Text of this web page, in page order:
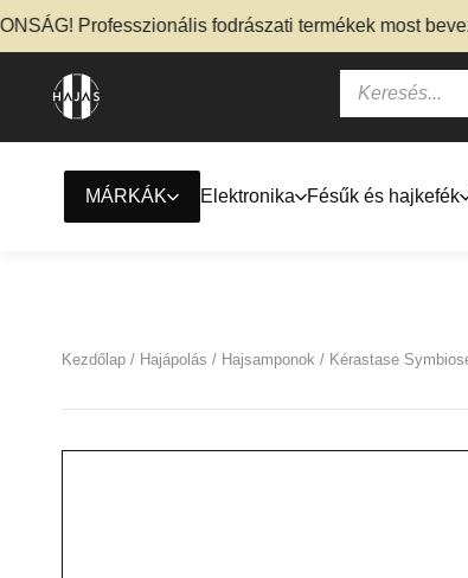
Professzionális fodrászati termékek most
MÁRKÁK Elektronika Fésűk és hajkefék
Kezdőlap / Hajápolás / Hajsamponok / Kérastase